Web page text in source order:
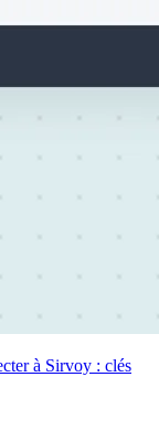
à Sirvoy : clés